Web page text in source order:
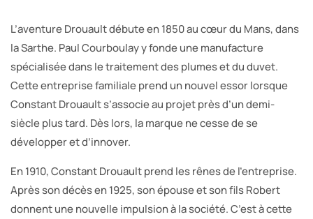
L’aventure Drouault débute en 1850 au cœur du Mans, dans
la Sarthe. Paul Courboulay y fonde une manufacture
spécialisée dans le traitement des plumes et du duvet.
Cette entreprise familiale prend un nouvel essor lorsque
Constant Drouault s’associe au projet près d’un demi-
siècle plus tard. Dès lors, la marque ne cesse de se
développer et d’innover.
En 1910, Constant Drouault prend les rênes de l’entreprise.
Après son décès en 1925, son épouse et son fils Robert
donnent une nouvelle impulsion à la société. C’est à cette